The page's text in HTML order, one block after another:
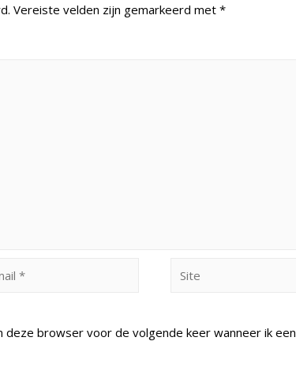
Vereiste velden zijn gemarkeerd met *
deze browser voor de volgende keer wanneer ik een